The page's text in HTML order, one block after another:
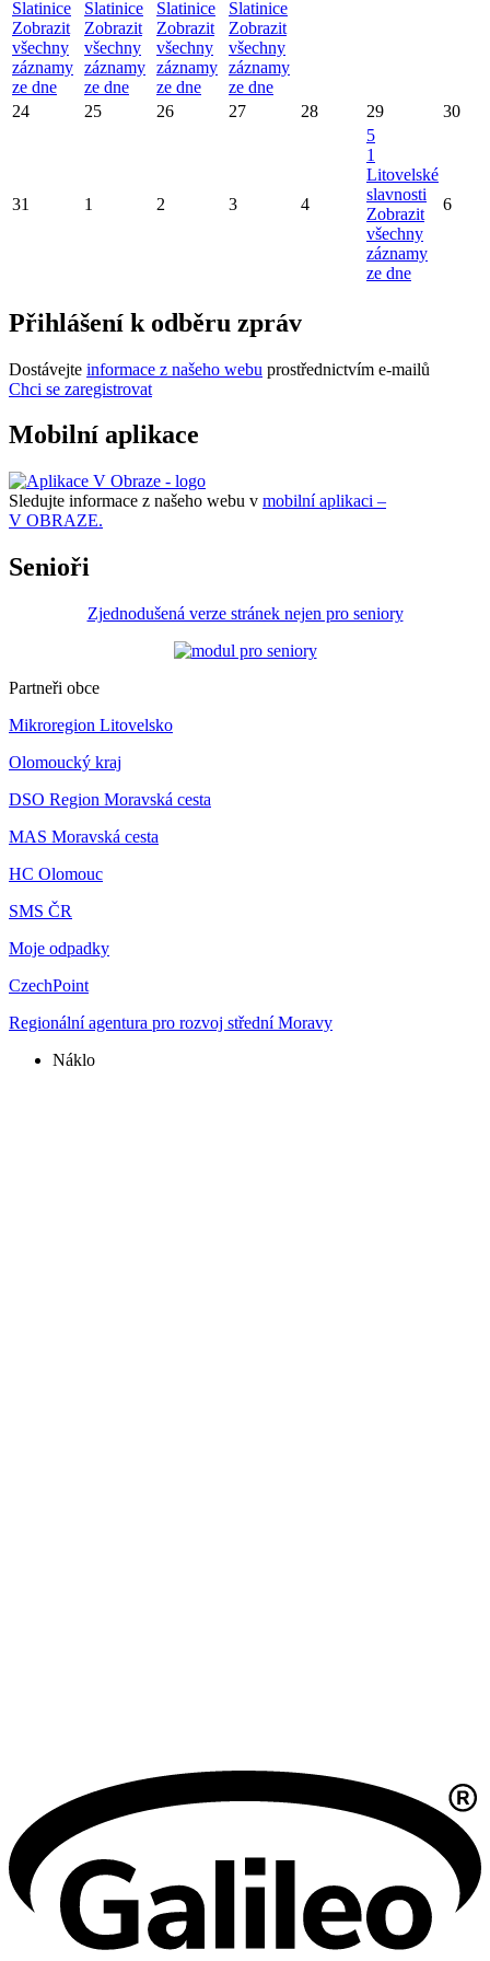
Slatinice
Zobrazit
všechny
záznamy
ze dne
Slatinice
Zobrazit
všechny
záznamy
ze dne
Slatinice
Zobrazit
všechny
záznamy
ze dne
Slatinice
Zobrazit
všechny
záznamy
ze dne
24 25 26 27 28 29 30
31 1 2 3 4
5
1
Litovelské
slavnosti
Zobrazit
všechny
záznamy
ze dne
6
Přihlášení k odběru zpráv
Dostávejte informace z našeho webu prostřednictvím e-mailů
Chci se zaregistrovat
Mobilní aplikace
Sledujte informace z našeho webu v mobilní aplikaci –
V OBRAZE.
Senioři
Zjednodušená verze stránek nejen pro seniory
Partneři obce
Mikroregion Litovelsko
Olomoucký kraj
DSO Region Moravská cesta
MAS Moravská cesta
HC Olomouc
SMS ČR
Moje odpadky
CzechPoint
Regionální agentura pro rozvoj střední Moravy
Náklo